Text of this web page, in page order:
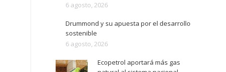
6 agosto, 2026
Drummond y su apuesta por el desarrollo
sostenible
6 agosto, 2026
Ecopetrol aportará más gas